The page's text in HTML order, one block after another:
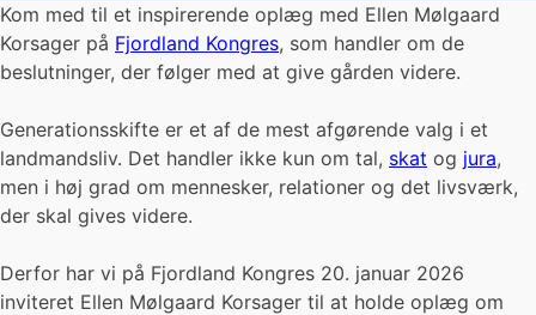
Kom med til et inspirerende oplæg med Ellen Mølgaard
Korsager på Fjordland Kongres, som handler om de
beslutninger, der følger med at give gården videre.
Generationsskifte er et af de mest afgørende valg i et
landmandsliv. Det handler ikke kun om tal, skat og jura,
men i høj grad om mennesker, relationer og det livsværk,
der skal gives videre.
Derfor har vi på Fjordland Kongres 20. januar 2026
inviteret Ellen Mølgaard Korsager til at holde oplæg om